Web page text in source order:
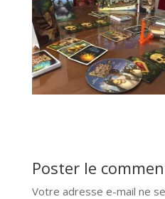
Poster le
Votre adresse e-mail ne